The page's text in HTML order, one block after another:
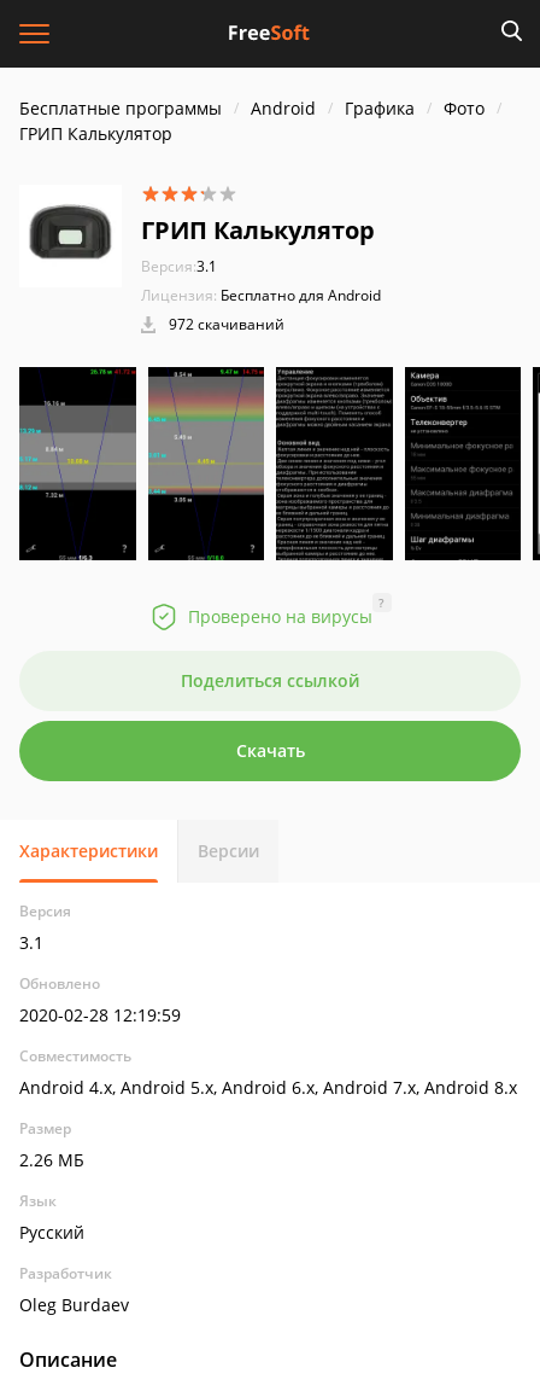
Бесплатные программы Android Графика
Фото
ГРИП Калькулятор
ГРИП Калькулятор
Версия:3.1
Лицензия: Бесплатно для Android
972 скачиваний
Проверено на вирусы
?
Поделиться ссылкой
Скачать
Характеристики Версии
Версия
3.1
Обновлено
2020-02-28 12:19:59
Совместимость
Android 4.x, Android 5.x, Android 6.x, Android 7.x, Android 8.x
Размер
2.26 МБ
Язык
Русский
Разработчик
Oleg Burdaev
Описание